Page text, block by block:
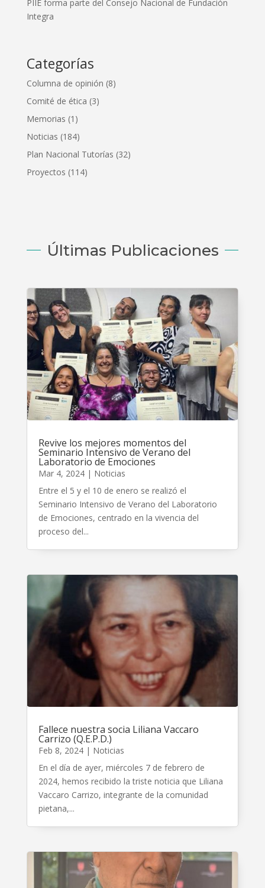
PIIE forma parte del Consejo Nacional de Fundación
Integra
Categorías
Columna de opinión (8)
Comité de ética (3)
Memorias (1)
Noticias (184)
Plan Nacional Tutorías (32)
Proyectos (114)
Últimas Publicaciones
Revive los mejores momentos del
Seminario Intensivo de Verano del
Laboratorio de Emociones
Mar 4, 2024| Noticias
Entre el 5 y el 10 de enero se realizó el
Seminario Intensivo de Verano del Laboratorio
de Emociones, centrado en la vivencia del
proceso del...
Fallece nuestra socia Liliana Vaccaro
Carrizo (Q.E.P.D.)
Feb 8, 2024| Noticias
En el día de ayer, miércoles 7 de febrero de
2024, hemos recibido la triste noticia que Liliana
Vaccaro Carrizo, integrante de la comunidad
pietana,...